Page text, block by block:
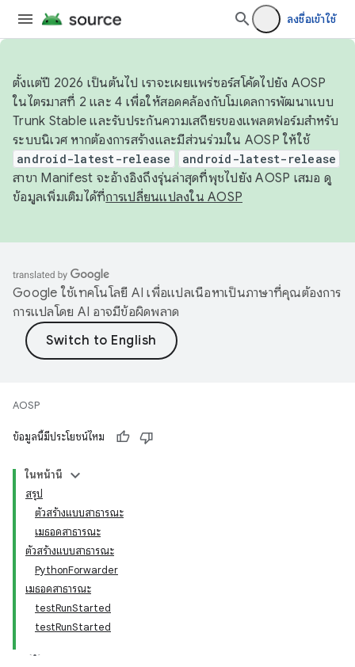
ลงชื่อเข้าใช้
ตั้งแต่ปี 2026 เป็นต้นไป เราจะเผยแพร่ซอร์สโค้ดไปยัง AOSP
ในไตรมาสที่ 2 และ 4 เพื่อให้สอดคล้องกับโมเดลการพัฒนาแบบ
Trunk Stable และรับประกันความเสถียรของแพลตฟอร์มสำหรับ
ระบบนิเวศ หากต้องการสร้างและมีส่วนร่วมใน AOSP ให้ใช้
android-latest-release android-latest-release
สาขา Manifest จะอ้างอิงถึงรุ่นล่าสุดที่พุชไปยัง AOSP เสมอ ดู
ข้อมูลเพิ่มเติมได้ที่การเปลี่ยนแปลงใน AOSP
Google ใช้เทคโนโลยี AI เพื่อแปลเนื้อหาเป็นภาษาที่คุณต้องการ
การแปลโดย AI อาจมีข้อผิดพลาด
AOSP
ข้อมูลนี้มีประโยชน์ไหม
ในหน้านี้
สรุป
ตัวสร้างแบบสาธารณะ
เมธอดสาธารณะ
ตัวสร้างแบบสาธารณะ
PythonForwarder
เมธอดสาธารณะ
testRunStarted
testRunStarted